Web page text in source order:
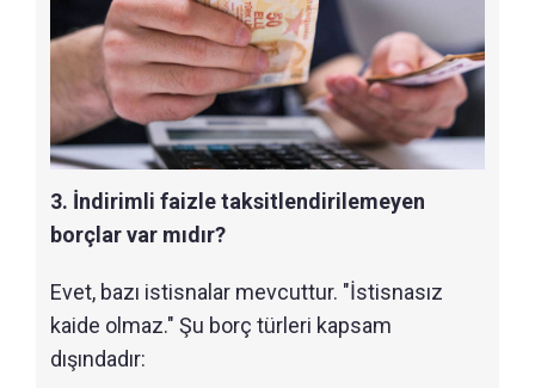
3. İndirimli faizle taksitlendirilemeyen
borçlar var mıdır?
Evet, bazı istisnalar mevcuttur. "İstisnasız
kaide olmaz." Şu borç türleri kapsam
dışındadır: